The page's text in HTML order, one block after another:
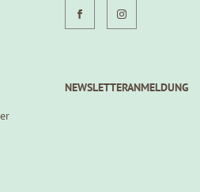
NEWSLETTERANMELDUNG